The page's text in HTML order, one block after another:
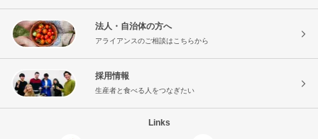
法人・自治体の方へ
アライアンスのご相談はこちらから
採用情報
生産者と食べる人をつなぎたい
Links